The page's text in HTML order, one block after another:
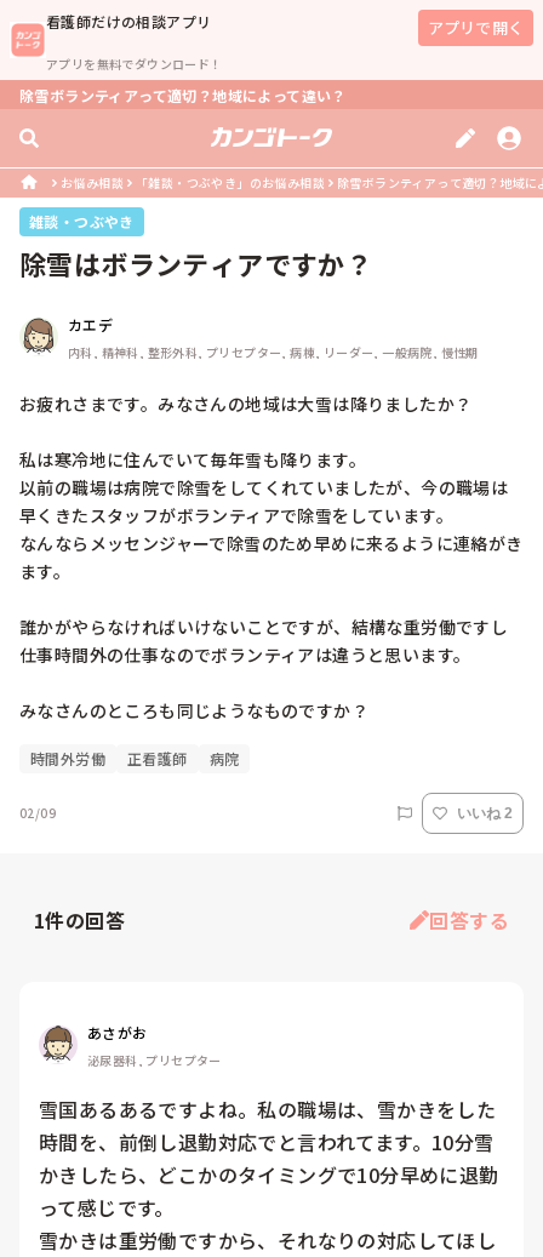
看護師だけの相談アプリ
アプリを無料でダウンロード！
アプリで開く
除雪ボランティアって適切？地域によって違い？
お悩み相談 「雑談・つぶやき」のお悩み相談 除雪ボランティアって適切？地域に
雑談・つぶやき
除雪はボランティアですか？
カエデ
内科, 精神科, 整形外科, プリセプター, 病棟, リーダー, 一般病院, 慢性期
お疲れさまです。みなさんの地域は大雪は降りましたか？
私は寒冷地に住んでいて毎年雪も降ります。
以前の職場は病院で除雪をしてくれていましたが、今の職場は
早くきたスタッフがボランティアで除雪をしています。
なんならメッセンジャーで除雪のため早めに来るように連絡がき
ます。
誰かがやらなければいけないことですが、結構な重労働ですし
仕事時間外の仕事なのでボランティアは違うと思います。
みなさんのところも同じようなものですか？
時間外労働 正看護師 病院
02/09 いいね 2
1件の回答 回答する
あさがお
泌尿器科, プリセプター
雪国あるあるですよね。私の職場は、雪かきをした
時間を、前倒し退勤対応でと言われてます。10分雪
かきしたら、どこかのタイミングで10分早めに退勤
って感じです。
雪かきは重労働ですから、それなりの対応してほし